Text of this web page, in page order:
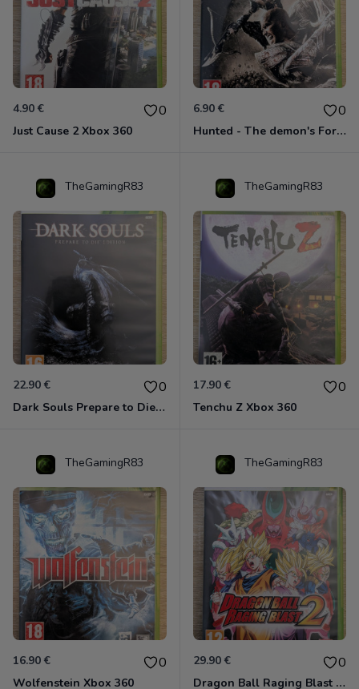
4.90 € 0
Just Cause 2 Xbox 360
6.90 € 0
Hunted - The demon's Forge Xbox 360 (Complet CIB)
TheGamingR83
22.90 € 0
Dark Souls Prepare to Die Edition XBOX 360
TheGamingR83
17.90 € 0
Tenchu Z Xbox 360
TheGamingR83
16.90 € 0
Wolfenstein Xbox 360
TheGamingR83
29.90 € 0
Dragon Ball Raging Blast 2 Xbox 360